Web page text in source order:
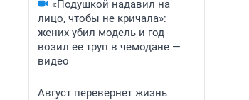
«Подушкой надавил на
лицо, чтобы не кричала»:
жених убил модель и год
возил ее труп в чемодане —
видео
Август перевернет жизнь